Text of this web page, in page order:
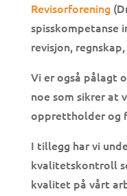
Revisorforening
spisskompetanse
revisjon,
Vi er også pålagt
noe som sikrer at
opprettholder og
I tillegg har vi
kvalitetskontroll
kvalitet på vårt